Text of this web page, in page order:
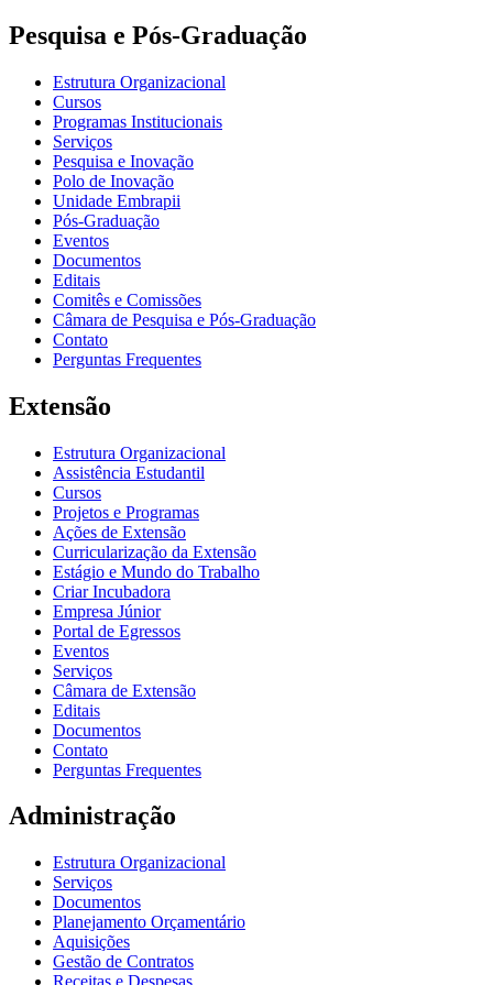
Pesquisa e Pós-Graduação
Estrutura Organizacional
Cursos
Programas Institucionais
Serviços
Pesquisa e Inovação
Polo de Inovação
Unidade Embrapii
Pós-Graduação
Eventos
Documentos
Editais
Comitês e Comissões
Câmara de Pesquisa e Pós-Graduação
Contato
Perguntas Frequentes
Extensão
Estrutura Organizacional
Assistência Estudantil
Cursos
Projetos e Programas
Ações de Extensão
Curricularização da Extensão
Estágio e Mundo do Trabalho
Criar Incubadora
Empresa Júnior
Portal de Egressos
Eventos
Serviços
Câmara de Extensão
Editais
Documentos
Contato
Perguntas Frequentes
Administração
Estrutura Organizacional
Serviços
Documentos
Planejamento Orçamentário
Aquisições
Gestão de Contratos